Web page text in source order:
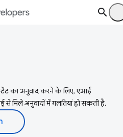
का अनुवाद करने के लिए, एआई
मिले अनुवादों में गलतियां हो सकती हैं.